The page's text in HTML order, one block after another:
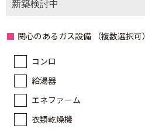
関心のあるガス設備 （複数選択可）
コンロ
給湯器
エネファーム
衣類乾燥機